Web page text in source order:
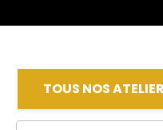
TOUS NOS